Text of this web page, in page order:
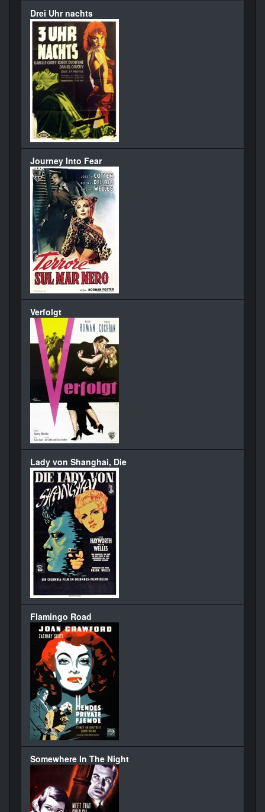
Drei Uhr nachts
Journey Into Fear
Verfolgt
Lady von Shanghai, Die
Flamingo Road
Somewhere In The Night